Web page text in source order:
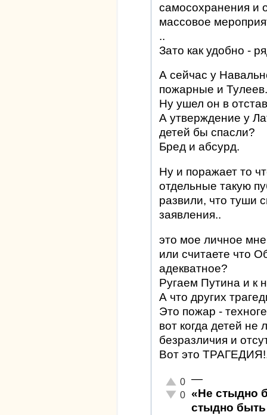
самосохранения и
массовое
..
Зато как удобно -
А сейчас у
пожарные и Тулеев.
Ну ушел он в
А утверждение у
детей бы спасли?
Бред и абсурд.
Ну и поражает то
отдельные такую
развили, что туши
заявления..
это мое личное
или считаете что
адекватное?
Ругаем Путина и к
А что других
Это пожар -
вот когда детей не
безразличия и
Вот это
Отлично!
0
Неадекватно!
0
—
«Не стыдно
стыдно быть